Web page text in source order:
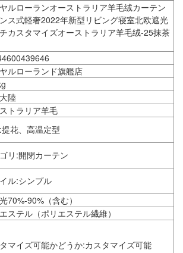
ルローランオーストラリア羊毛绒カーテン
ス式軽奢2022年新型リビング寝室北欧遮光
カスタマイズオーストラリア羊毛绒-25抹茶
ルローランド旗艦店
陸
トラリア羊毛
花、高温定型
リ:開閉カーテン
ル:シンプル
70%-90%（含む）
ステル（ポリエステル繊維）
マイズ可能かどうか:カスタマイズ可能